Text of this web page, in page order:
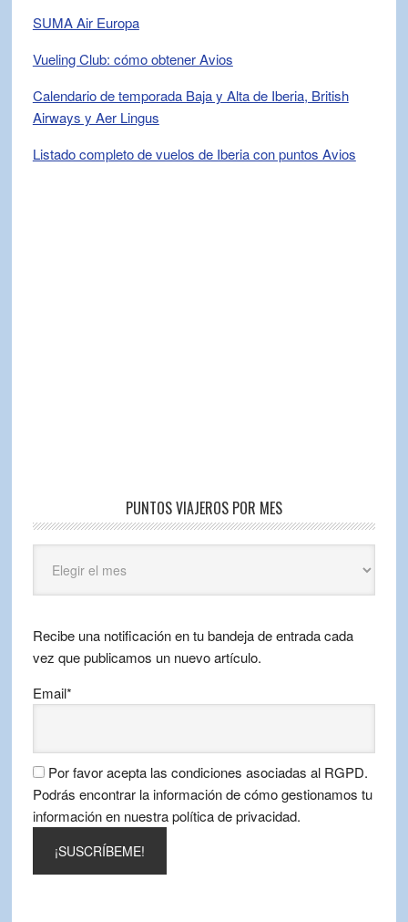
SUMA Air Europa
Vueling Club: cómo obtener Avios
Calendario de temporada Baja y Alta de Iberia, British
Airways y Aer Lingus
Listado completo de vuelos de Iberia con puntos Avios
PUNTOS VIAJEROS POR MES
Viajeros
por
Recibe una notificación en tu bandeja de entrada cada
vez que publicamos un nuevo artículo.
Email*
Por favor acepta las condiciones asociadas al RGPD.
Podrás encontrar la información de cómo gestionamos tu
información en nuestra política de privacidad.